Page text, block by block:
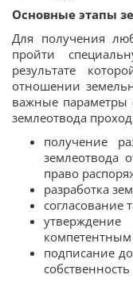
Основные этапы
Для получения
пройти
результате
отношении
важные параметры
землеотвода
получение
землеотвода
право
разработка
согласование
подписание
собственность